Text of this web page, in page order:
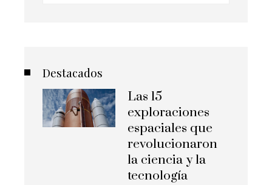
Destacados
Las 15
exploraciones
espaciales que
revolucionaron
la ciencia y la
tecnología